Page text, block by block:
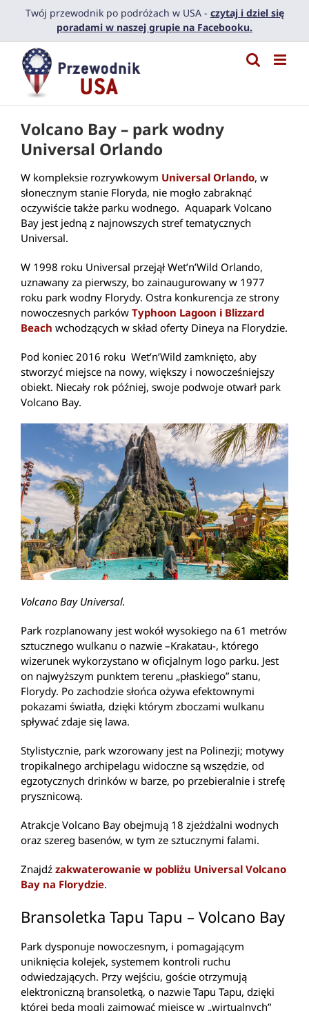
PrzejdźTwój przewodnik po podróżach w USA - czytaj i dziel się
poradami w naszej grupie na Facebooku.
Volcano Bay – park wodny
Universal Orlando
W kompleksie rozrywkowym Universal Orlando, w
słonecznym stanie Floryda, nie mogło zabraknąć
oczywiście także parku wodnego. Aquapark Volcano
Bay jest jedną z najnowszych stref tematycznych
Universal.
W 1998 roku Universal przejął Wet’n’Wild Orlando,
uznawany za pierwszy, bo zainaugurowany w 1977
roku park wodny Florydy. Ostra konkurencja ze strony
nowoczesnych parków Typhoon Lagoon i Blizzard
Beach wchodzących w skład oferty Dineya na Florydzie.
Pod koniec 2016 roku Wet’n’Wild zamknięto, aby
stworzyć miejsce na nowy, większy i nowocześniejszy
obiekt. Niecały rok później, swoje podwoje otwarł park
Volcano Bay.
Volcano Bay Universal.
Park rozplanowany jest wokół wysokiego na 61 metrów
sztucznego wulkanu o nazwie –Krakatau-, którego
wizerunek wykorzystano w oficjalnym logo parku. Jest
on najwyższym punktem terenu „płaskiego” stanu,
Florydy. Po zachodzie słońca ożywa efektownymi
pokazami światła, dzięki którym zboczami wulkanu
spływać zdaje się lawa.
Stylistycznie, park wzorowany jest na Polinezji; motywy
tropikalnego archipelagu widoczne są wszędzie, od
egzotycznych drinków w barze, po przebieralnie i strefę
prysznicową.
Atrakcje Volcano Bay obejmują 18 zjeżdżalni wodnych
oraz szereg basenów, w tym ze sztucznymi falami.
Znajdź zakwaterowanie w pobliżu Universal Volcano
Bay na Florydzie.
Bransoletka Tapu Tapu – Volcano Bay
Park dysponuje nowoczesnym, i pomagającym
uniknięcia kolejek, systemem kontroli ruchu
odwiedzających. Przy wejściu, goście otrzymują
elektroniczną bransoletką, o nazwie Tapu Tapu, dzięki
której będą mogli zajmować miejsce w „wirtualnych”